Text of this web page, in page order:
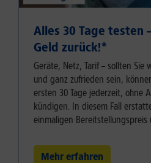
Alles 30 Tage testen
Geld zurück!⁠*
Geräte, Netz, Tarif – sollten Sie
und ganz zufrieden sein,
ersten 30 Tage jederzeit, ohne
kündigen. In diesem Fall
einmaligen Bereitstellungspreis
Mehr erfahren